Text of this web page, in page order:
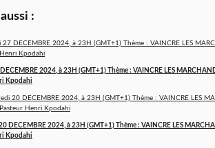
:
2024, à 23H (GMT+1) Thème : VAINCRE LES
Kpodahi
DECEMBRE 2024, à 23H (GMT+1) Thème : VAINCRE LES
Kpodahi